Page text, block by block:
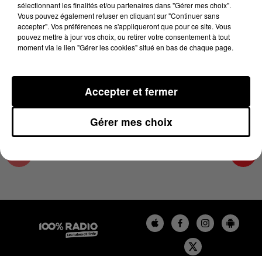
L'AGENDA DU TARN NORD DU 20/06/2024 À
10H39
L'AGENDA DU TARN NORD
sélectionnant les finalités et/ou partenaires dans "Gérer mes choix".
Vous pouvez également refuser en cliquant sur "Continuer sans
accepter". Vos préférences ne s'appliqueront que pour ce site. Vous
pouvez mettre à jour vos choix, ou retirer votre consentement à tout
moment via le lien "Gérer les cookies" situé en bas de chaque page.
Gérer mes choix
Accepter et fermer